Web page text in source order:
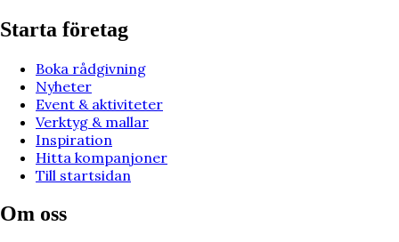
Starta företag
Boka rådgivning
Nyheter
Event & aktiviteter
Verktyg & mallar
Inspiration
Hitta kompanjoner
Till startsidan
Om oss